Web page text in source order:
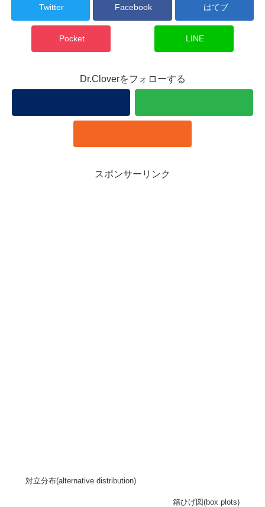
Twitter Facebook はてブ
Pocket LINE
Dr.Cloverをフォローする
スポンサーリンク
対立分布(alternative distribution)
箱ひげ図(box plots)